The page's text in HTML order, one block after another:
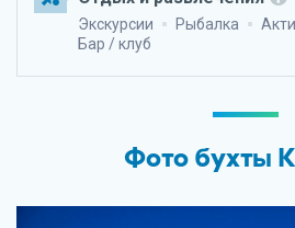
Экскурсии Рыбалка
Бар / клуб
Фото бухты